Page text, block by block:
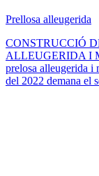
Prellosa alleugerida
CONSTRUCCIÓ
ALLEUGERIDA I
prelosa alleugerida
del 2022 demana el